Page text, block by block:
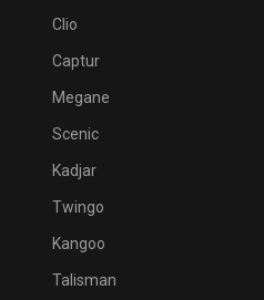
Clio
Captur
Megane
Scenic
Kadjar
Twingo
Kangoo
Talisman